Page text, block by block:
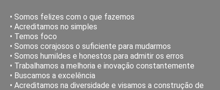
• Somos felizes com o que fazemos
• Acreditamos no simples
• Temos foco
• Somos corajosos o suficiente para mudarmos
• Somos humildes e honestos para admitir os erros
• Trabalhamos a melhoria e inovação constantemente
• Buscamos a excelência
• Acreditamos na diversidade e visamos a construção de